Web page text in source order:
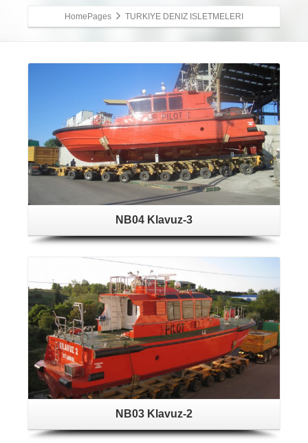
HomePages TURKIYE DENIZ ISLETMELERI
NB04 Klavuz-3
NB03 Klavuz-2